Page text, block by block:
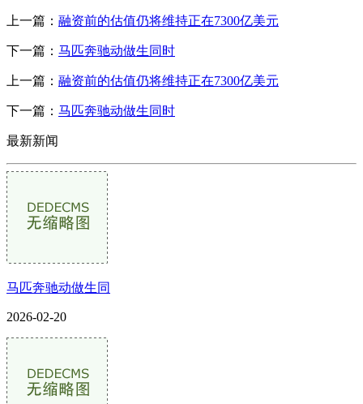
上一篇： 融资前的估值仍将维持正在7300亿美元
下一篇： 马匹奔驰动做生同时
上一篇： 融资前的估值仍将维持正在7300亿美元
下一篇： 马匹奔驰动做生同时
最新新闻
马匹奔驰动做生同
2026-02-20